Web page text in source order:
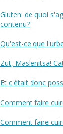
Gluten: de quoi
contenu?
Qu'est-ce que
Zut, Maslenitsa!
Et c'était donc
Comment faire
Comment faire